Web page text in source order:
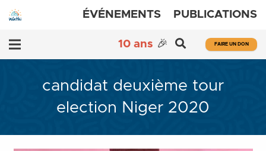
ÉVÉNEMENTS PUBLICATIONS
10 ans 🎉 FAIRE UN DON
candidat deuxième tour
election Niger 2020